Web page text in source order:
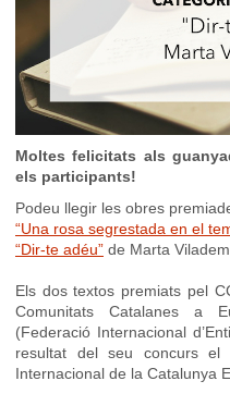
Moltes felicitats als
els participants!
Podeu llegir les obres
“Una rosa segrestada en el
“Dir-te adéu” de Marta
Els dos textos premiats pel
Comunitats Catalanes a
(Federació Internacional
resultat del seu concurs el
Internacional de la Catalunya